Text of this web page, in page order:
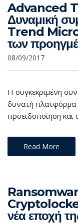
Advanced
Δυναμική
Trend Micro
των
08/09/2017
Η συγκεκριμένη
δυνατή πλατφόρμα
προειδοποίηση και
Read More
νέα εποχή